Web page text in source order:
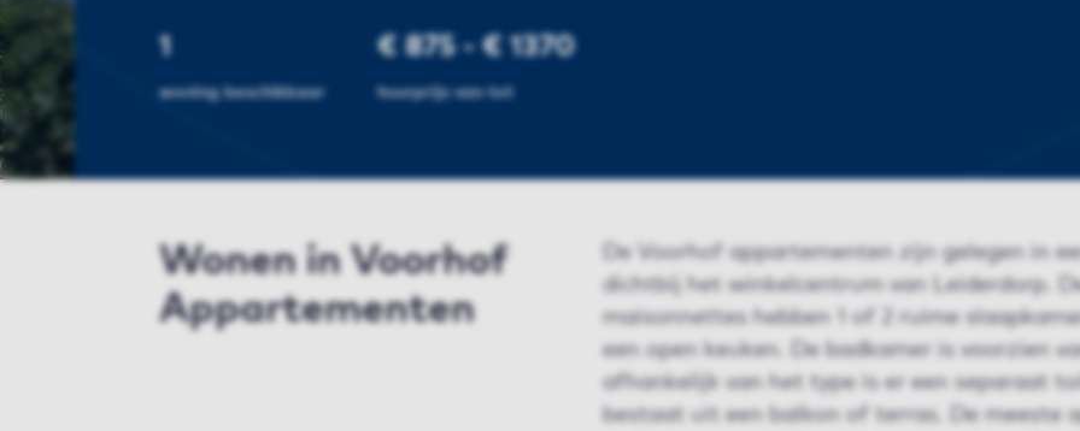
1
woning beschikbaar
€ 875 - € 1370
huurprijs van tot
Wonen in Voorhof
Appartementen
De Voorhof appartementen zijn gelegen in
dichtbij het winkelcentrum van Leiderdorp.
maisonnettes hebben 1 of 2 ruime
een open keuken. De badkamer is voorzien
afhankelijk van het type is er een separaat
bestaat uit een balkon of terras. De meeste